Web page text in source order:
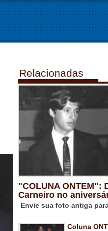
Relacionadas
"COLUNA ONTEM":
Carneiro no
Envie sua foto antiga
Coluna